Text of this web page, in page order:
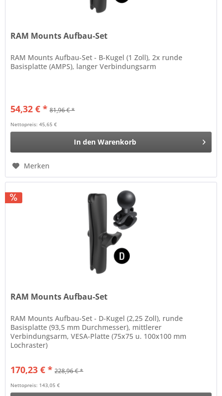
RAM Mounts Aufbau-Set
RAM Mounts Aufbau-Set - B-Kugel (1 Zoll), 2x runde
Basisplatte (AMPS), langer Verbindungsarm
54,32 € * 81,96 € *
Nettopreis: 45,65 €
In den Warenkorb
Merken
RAM Mounts Aufbau-Set
RAM Mounts Aufbau-Set - D-Kugel (2,25 Zoll), runde
Basisplatte (93,5 mm Durchmesser), mittlerer
Verbindungsarm, VESA-Platte (75x75 u. 100x100 mm
Lochraster)
170,23 € * 228,96 € *
Nettopreis: 143,05 €